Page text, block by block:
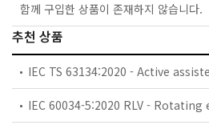
함께 구입한 상품이 존재하지 않습니다.
추천 상품